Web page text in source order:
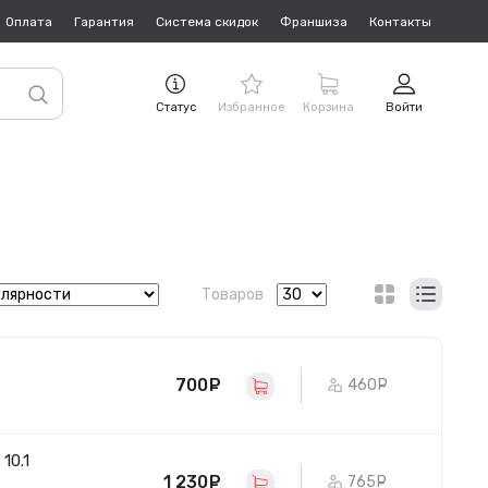
Оплата Гарантия Система скидок Франшиза Контакты
Статус Избранное Корзина Войти
Товаров
700 руб. 460
1 230 руб. 765